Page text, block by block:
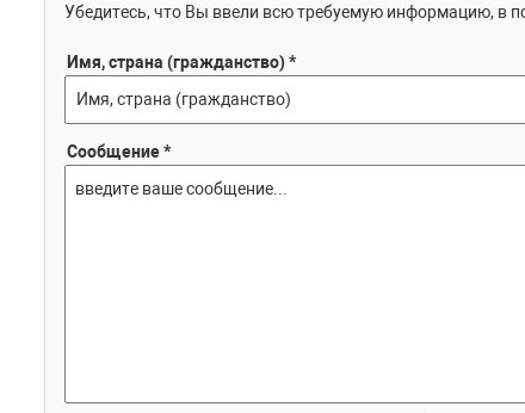
Убедитесь, что Вы ввели всю требуемую информацию, в
Имя, страна (гражданство) *
Сообщение *